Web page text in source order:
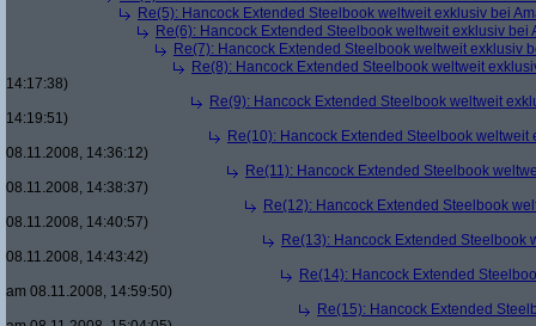
Re(5): Hancock Extended Steelbook weltweit exklusiv bei
Re(6): Hancock Extended Steelbook weltweit exklusiv bei
Re(7): Hancock Extended Steelbook weltweit exklusiv
Re(8): Hancock Extended Steelbook weltweit
14:17:38)
Re(9): Hancock Extended Steelbook weltweit
14:19:51)
Re(10): Hancock Extended Steelbook weltweit
08.11.2008, 14:36:12)
Re(11): Hancock Extended Steelbook
08.11.2008, 14:38:37)
Re(12): Hancock Extended Steelbook
08.11.2008, 14:40:57)
Re(13): Hancock Extended Steelbook
08.11.2008, 14:43:42)
Re(14): Hancock Extended
am 08.11.2008, 14:59:50)
Re(15): Hancock Extended